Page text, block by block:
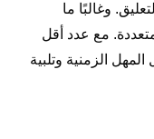
وغالبًا ما
مع عدد أقل
الزمنية وتلبية